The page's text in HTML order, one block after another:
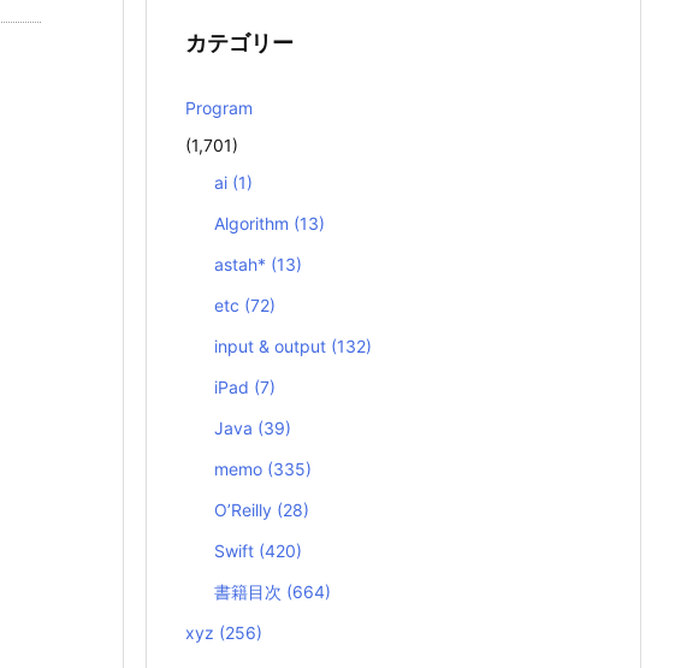
カテゴリー
Program
(1,701)
ai (1)
Algorithm (13)
astah* (13)
etc (72)
input & output (132)
iPad (7)
Java (39)
memo (335)
O’Reilly (28)
Swift (420)
書籍目次 (664)
xyz (256)